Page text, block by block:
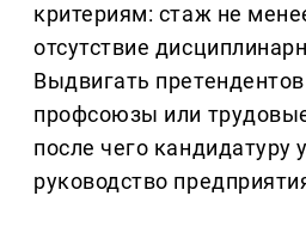
критериям: стаж не
отсутствие
Выдвигать
профсоюзы или
после чего кандидатуру
руководство